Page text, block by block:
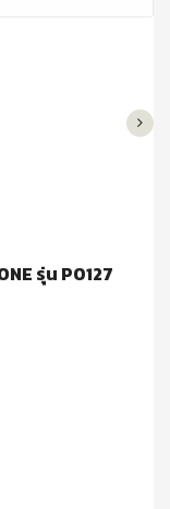
รุ่น P0127